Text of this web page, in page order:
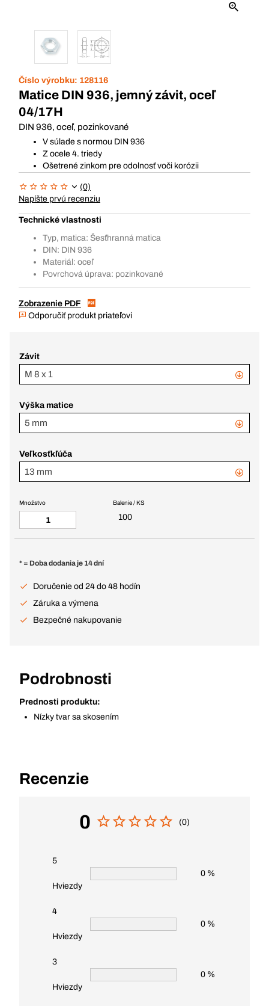
Číslo výrobku: 128116
Matice DIN 936, jemný závit, oceľ
04/17H
DIN 936, oceľ, pozinkované
V súlade s normou DIN 936
Z ocele 4. triedy
Ošetrené zinkom pre odolnosť voči korózii
(0)
Napíšte prvú recenziu
Technické vlastnosti
Typ, matica: Šesťhranná matica
DIN: DIN 936
Materiál: oceľ
Povrchová úprava: pozinkované
Zobrazenie PDF
Odporučiť produkt priateľovi
Závit
M 8 x 1
Výška matice
5 mm
Veľkosťkľúča
13 mm
Balenie / KS
100
Množstvo
* = Doba dodania je 14 dní
Doručenie od 24 do 48 hodín
Záruka a výmena
Bezpečné nakupovanie
Podrobnosti
Prednosti produktu:
Nízky tvar sa skosením
Recenzie
0 (0)
5
Hviezdy
0 %
4
Hviezdy
0 %
3
Hviezdy
0 %